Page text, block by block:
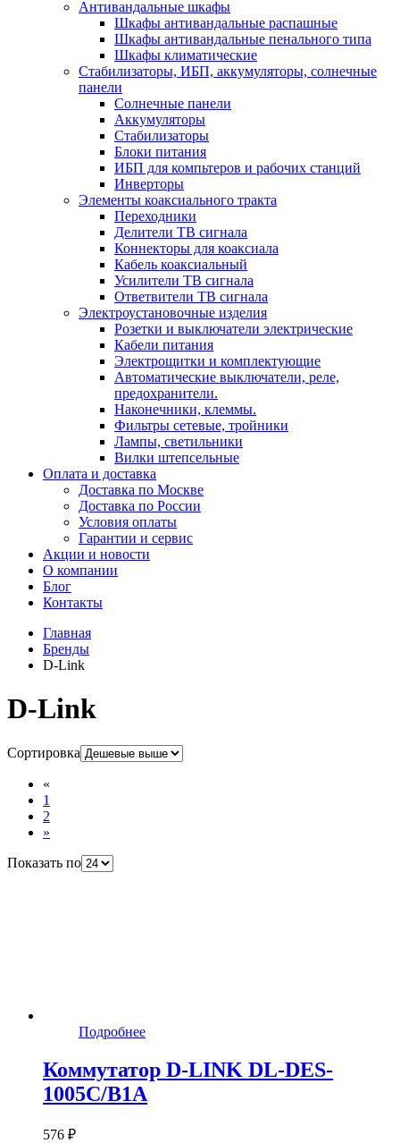
Антивандальные шкафы
Шкафы антивандальные распашные
Шкафы антивандальные пенального типа
Шкафы климатические
Стабилизаторы, ИБП, аккумуляторы, солнечные
панели
Солнечные панели
Аккумуляторы
Стабилизаторы
Блоки питания
ИБП для компьтеров и рабочих станций
Инверторы
Элементы коаксиального тракта
Переходники
Делители ТВ сигнала
Коннекторы для коаксиала
Кабель коаксиальный
Усилители ТВ сигнала
Ответвители ТВ сигнала
Электроустановочные изделия
Розетки и выключатели электрические
Кабели питания
Электрощитки и комплектующие
Автоматические выключатели, реле,
предохранители.
Наконечники, клеммы.
Фильтры сетевые, тройники
Лампы, светильники
Вилки штепсельные
Оплата и доставка
Доставка по Москве
Доставка по России
Условия оплаты
Гарантии и сервис
Акции и новости
О компании
Блог
Контакты
Главная
Бренды
D-Link
D-Link
Сортировка
«
1
2
»
Показать по
Подробнее
Коммутатор D-LINK DL-DES-
1005C/B1A
576 ₽